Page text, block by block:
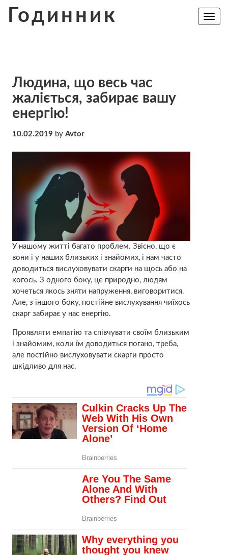
Годинник
Toggle
Людина, що весь час
жаліється, забирає вашу
енергію!
10.02.2019 by Avtor
У нашому житті багато проблем. Звісно, що є
вони і у наших близьких і знайомих, і нам часто
доводиться вислуховувати скарги на щось або на
когось. З одного боку, це природно, людям
хочеться якось зняти напруження, виговоритися.
Але, з іншого боку, постійне вислухування чиїхось
скарг забирає у нас енергію.
Проявляти емпатію та співчувати своїм близьким
і знайомим, коли їм доводиться погано, треба,
але постійно вислуховувати скарги просто
шкідливо для нас.